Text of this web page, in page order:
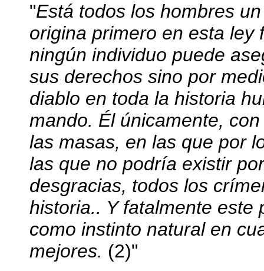
"Está todos los hombres
origina primero en esta ley
ningún individuo puede
sus derechos sino por
diablo en toda la historia
mando. Él únicamente,
las masas, en las que por
las que no podría existir
desgracias, todos los
historia.. Y fatalmente este
como instinto natural en
mejores. (2)"